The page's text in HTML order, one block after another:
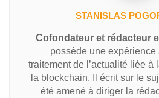
STANISLAS
Cofondateur et rédacteur
possède une expérience
traitement de l’actualité liée à
la blockchain. Il écrit sur le
été amené à diriger la